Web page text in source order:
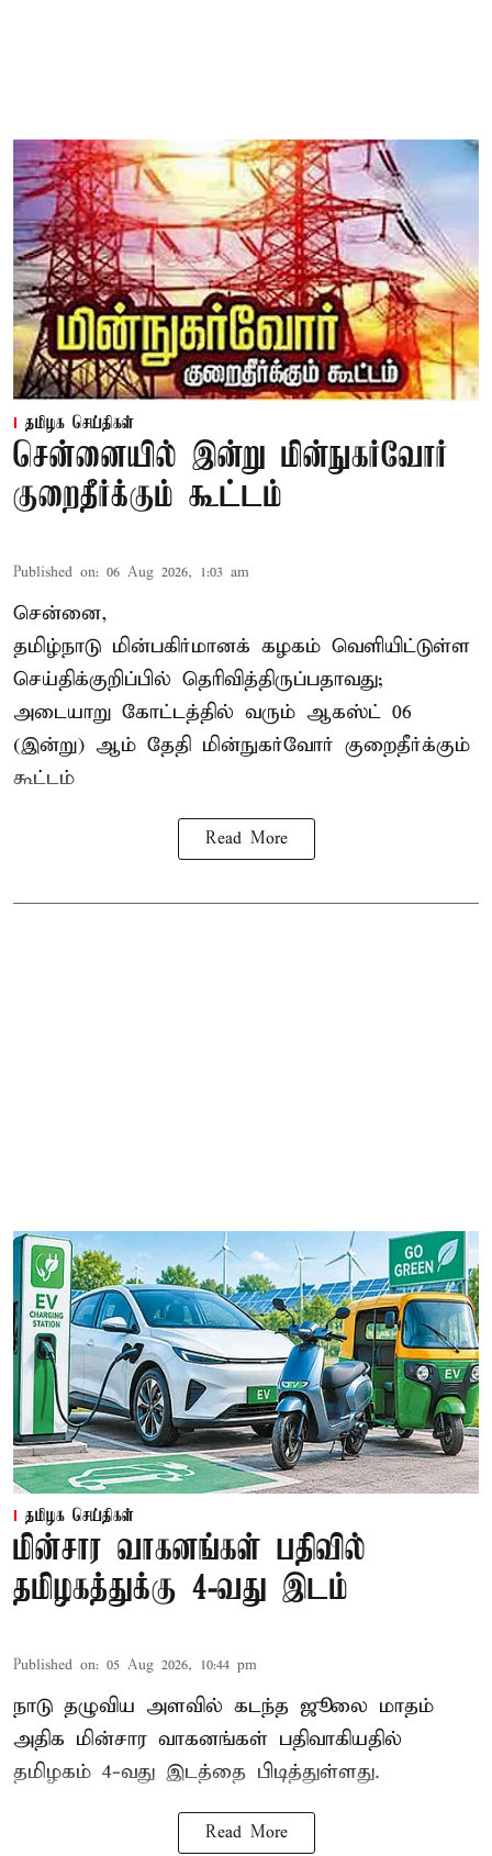
தமிழக செய்திகள்
சென்னையில் இன்று மின்நுகர்வோர்
குறைதீர்க்கும் கூட்டம்
Published on: 06 Aug 2026, 1:03 am
சென்னை,
தமிழ்நாடு மின்பகிர்மானக் கழகம் வெளியிட்டுள்ள
செய்திக்குறிப்பில் தெரிவித்திருப்பதாவது;
அடையாறு கோட்டத்தில் வரும் ஆகஸ்ட் 06
(இன்று) ஆம் தேதி மின்நுகர்வோர் குறைதீர்க்கும்
கூட்டம்
Read More
தமிழக செய்திகள்
மின்சார வாகனங்கள் பதிவில்
தமிழகத்துக்கு 4-வது இடம்
Published on: 05 Aug 2026, 10:44 pm
நாடு தழுவிய அளவில் கடந்த ஜூலை மாதம்
அதிக மின்சார வாகனங்கள் பதிவாகியதில்
தமிழகம் 4-வது இடத்தை பிடித்துள்ளது.
Read More